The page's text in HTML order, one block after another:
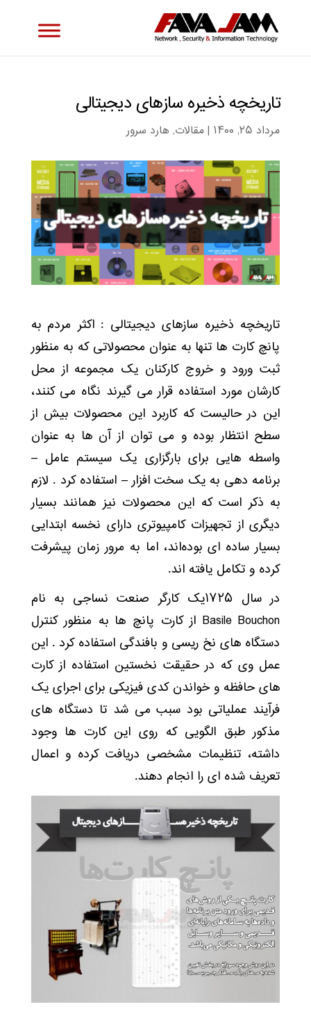
تاریخچه ذخیره سازهای دیجیتالی
مرداد ۲۵, ۱۴۰۰ |مقالات, هارد سرور
تاریخچه ذخیره سازهای دیجیتالی : اکثر مردم به
پانچ کارت ها تنها به عنوان محصولاتی که به منظور
ثبت ورود و خروج کارکنان یک مجموعه از محل
کارشان مورد استفاده قرار می گیرند نگاه می کنند،
این در حالیست که کاربرد این محصولات بیش از
سطح انتظار بوده و می توان از آن ها به عنوان
واسطه هایی برای بارگزاری یک سیستم عامل –
برنامه دهی به یک سخت افزار – استفاده کرد . لازم
به ذکر است که این محصولات نیز همانند بسیار
دیگری از تجهیزات کامپیوتری دارای نخسه ابتدایی
بسیار ساده ای بوده‌اند، اما به مرور زمان پیشرفت
کرده و تکامل یافته اند.
در سال ۱۷۲۵یک کارگر صنعت نساجی به نام
Basile Bouchon از کارت پانچ ها به منظور کنترل
دستگاه های نخ ریسی و بافندگی استفاده کرد . این
عمل وی که در حقیقت نخستین استفاده از کارت
های حافظه و خواندن کدی فیزیکی برای اجرای یک
فرآیند عملیاتی بود سبب می شد تا دستگاه های
مذکور طبق الگویی که روی این کارت ها وجود
داشته، تنظیمات مشخصی دریافت کرده و اعمال
تعریف شده ای را انجام دهند.